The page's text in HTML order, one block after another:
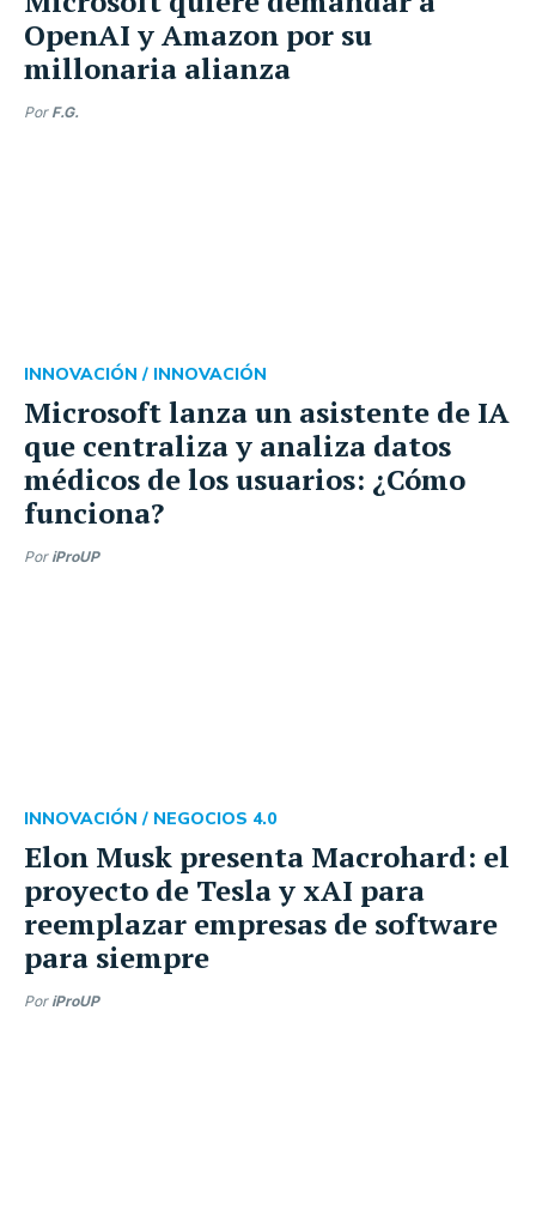
OpenAI y Amazon por su
millonaria alianza
Por F.G.
Microsoft lanza un asistente de IA
que centraliza y analiza datos
médicos de los usuarios: ¿Cómo
funciona?
INNOVACIÓN / INNOVACIÓN
Por iProUP
Elon Musk presenta Macrohard: el
proyecto de Tesla y xAI para
reemplazar empresas de software
para siempre
INNOVACIÓN / NEGOCIOS 4.0
Por iProUP